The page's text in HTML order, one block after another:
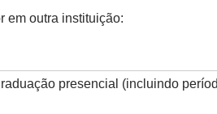
em outra instituição:
presencial (incluindo